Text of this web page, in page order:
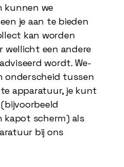
kunnen we
je aan te bieden
kan worden
wellicht een andere
wordt. We-
onderscheid tussen
apparatuur, je kunt
kapot scherm) als
bij ons